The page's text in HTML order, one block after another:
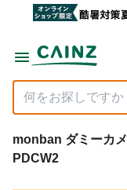
monban ダミーカ
PDCW2